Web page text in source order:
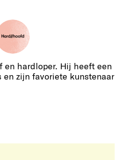
en hardloper. Hij heeft een
en zijn favoriete kunstenaar